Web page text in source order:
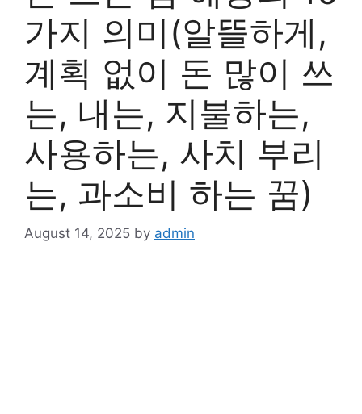
가지 의미(알뜰하게,
계획 없이 돈 많이 쓰
는, 내는, 지불하는,
사용하는, 사치 부리
는, 과소비 하는 꿈)
August 14, 2025 by admin